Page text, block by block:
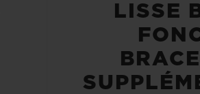
LISSE